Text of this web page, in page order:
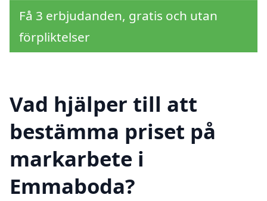
Få 3 erbjudanden, gratis och utan
förpliktelser
Vad hjälper till att
bestämma priset på
markarbete i
Emmaboda?